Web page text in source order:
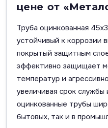
цене от
Труба оцинкованная
устойчивый к коррозии
покрытый защитным
эффективно защищает
температур и
увеличивая срок
оцинкованные трубы
бытовых, так и в